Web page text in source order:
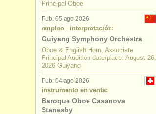
Principal Oboe
Pub: 05 ago 2026
empleo - interpretación:
Guiyang Symphony Orchestra
Oboe & English Horn, Associate
Principal Audition date/place: August 26,
2026 Guiyang
Pub: 04 ago 2026
instrumento en venta:
Baroque Oboe Casanova
Stanesby